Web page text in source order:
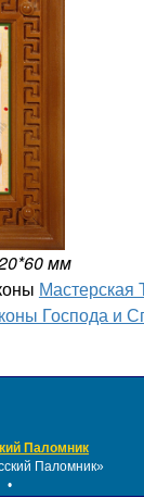
мм
Господа и
Паломник
Паломник»
•